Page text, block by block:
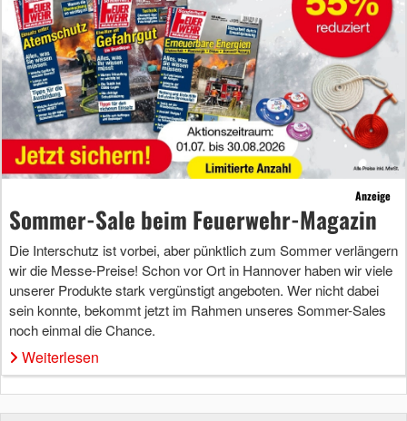
Anzeige
Sommer-Sale beim Feuerwehr-Magazin
Die Interschutz ist vorbei, aber pünktlich zum Sommer verlängern
wir die Messe-Preise! Schon vor Ort in Hannover haben wir viele
unserer Produkte stark vergünstigt angeboten. Wer nicht dabei
sein konnte, bekommt jetzt im Rahmen unseres Sommer-Sales
noch einmal die Chance.
Weiterlesen